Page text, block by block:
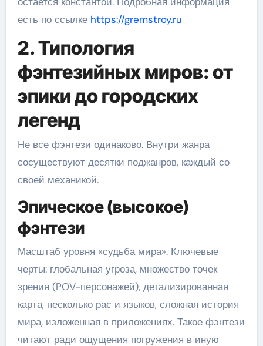
есть по ссылке https://gremstroy.ru
2. Типология
фэнтезийных миров: от
эпики до городских
легенд
Не все фэнтези одинаково. Внутри жанра
сосуществуют десятки поджанров, каждый со
своей механикой.
Эпическое (высокое)
фэнтези
Масштаб уровня «судьба мира». Ключевые
черты: глобальная угроза, множество точек
зрения (POV-персонажей), детализированная
карта, несколько рас и языков, сложная история
мира, изложенная в приложениях. Такое фэнтези
читают ради ощущения погружения в иную